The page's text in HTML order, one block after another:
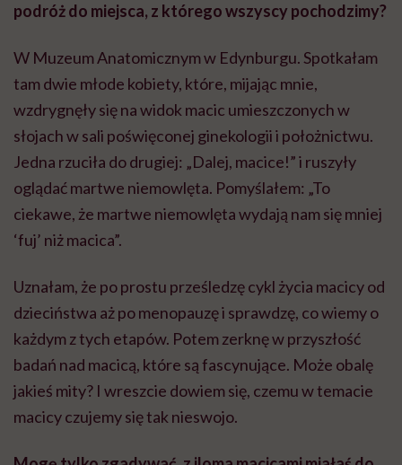
podróż do miejsca, z którego wszyscy pochodzimy?
W Muzeum Anatomicznym w Edynburgu. Spotkałam
tam dwie młode kobiety, które, mijając mnie,
wzdrygnęły się na widok macic umieszczonych w
słojach w sali poświęconej ginekologii i położnictwu.
Jedna rzuciła do drugiej: „Dalej, macice!” i ruszyły
oglądać martwe niemowlęta. Pomyślałem: „To
ciekawe, że martwe niemowlęta wydają nam się mniej
‘fuj’ niż macica”.
Uznałam, że po prostu prześledzę cykl życia macicy od
dzieciństwa aż po menopauzę i sprawdzę, co wiemy o
każdym z tych etapów. Potem zerknę w przyszłość
badań nad macicą, które są fascynujące. Może obalę
jakieś mity? I wreszcie dowiem się, czemu w temacie
macicy czujemy się tak nieswojo.